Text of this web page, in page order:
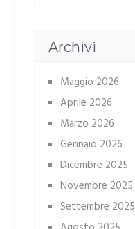
Archivi
Maggio 2026
Aprile 2026
Marzo 2026
Gennaio 2026
Dicembre 2025
Novembre 2025
Settembre 2025